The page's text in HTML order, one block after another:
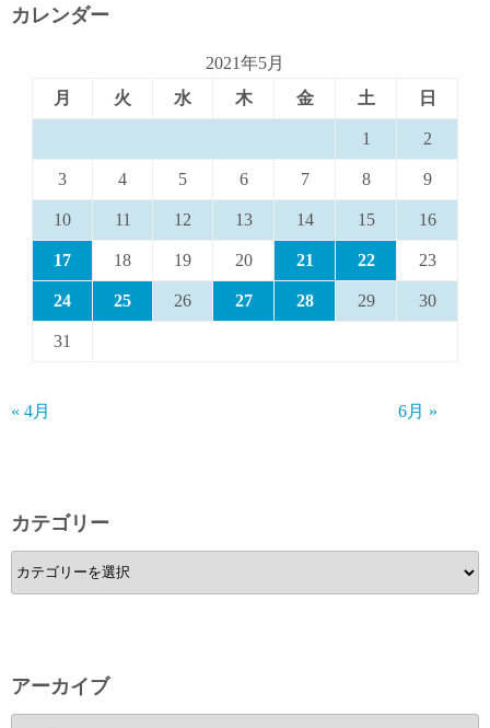
カレンダー
2021年5月
月
火 水 木 金 土 日
1 2
3 4 5 6 7 8 9
10 11 12 13 14 15 16
17 18 19 20 21 22 23
24 25 26 27 28 29 30
31
« 4月 6月 »
カテゴリー
カ
テ
ー
アーカイブ